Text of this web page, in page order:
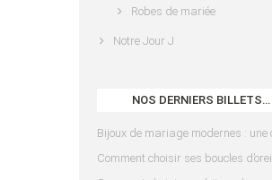
Robes de mariée
Notre Jour J
NOS DERNIERS BILLETS…